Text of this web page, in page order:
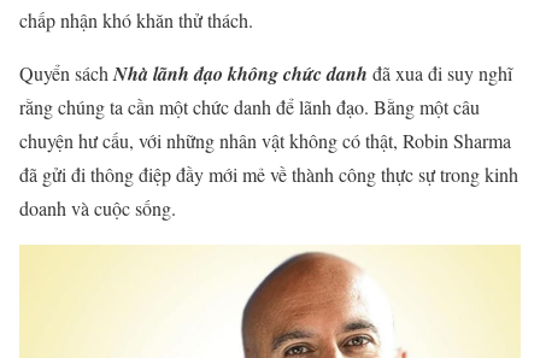
chấp nhận khó khăn thử thách.
Quyển sách Nhà lãnh đạo không chức danh đã xua đi suy nghĩ
rằng chúng ta cần một chức danh để lãnh đạo. Bằng một câu
chuyện hư cấu, với những nhân vật không có thật, Robin Sharma
đã gửi đi thông điệp đầy mới mẻ về thành công thực sự trong kinh
doanh và cuộc sống.